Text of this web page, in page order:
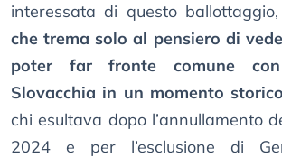
interessata di questo
che trema solo al pensiero di
poter far fronte comune
Slovacchia in un momento
chi esultava dopo l’annullamento
2024 e per l’esclusione di